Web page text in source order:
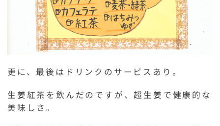
更に、最後はドリンクのサービスあり。
生姜紅茶を飲んだのですが、超生姜で健康的な
美味しさ。